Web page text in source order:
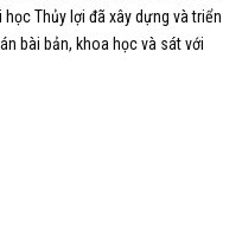
Thủy lợi đã xây dựng và triển
bài bản, khoa học và sát với